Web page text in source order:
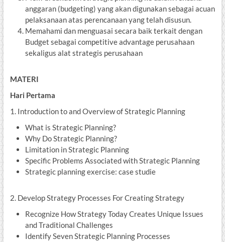
anggaran (budgeting) yang akan digunakan sebagai acuan
pelaksanaan atas perencanaan yang telah disusun.
Memahami dan menguasai secara baik terkait dengan
Budget sebagai competitive advantage perusahaan
sekaligus alat strategis perusahaan
MATERI
Hari Pertama
1. Introduction to and Overview of Strategic Planning
What is Strategic Planning?
Why Do Strategic Planning?
Limitation in Strategic Planning
Specific Problems Associated with Strategic Planning
Strategic planning exercise: case studie
2. Develop Strategy Processes For Creating Strategy
Recognize How Strategy Today Creates Unique Issues
and Traditional Challenges
Identify Seven Strategic Planning Processes